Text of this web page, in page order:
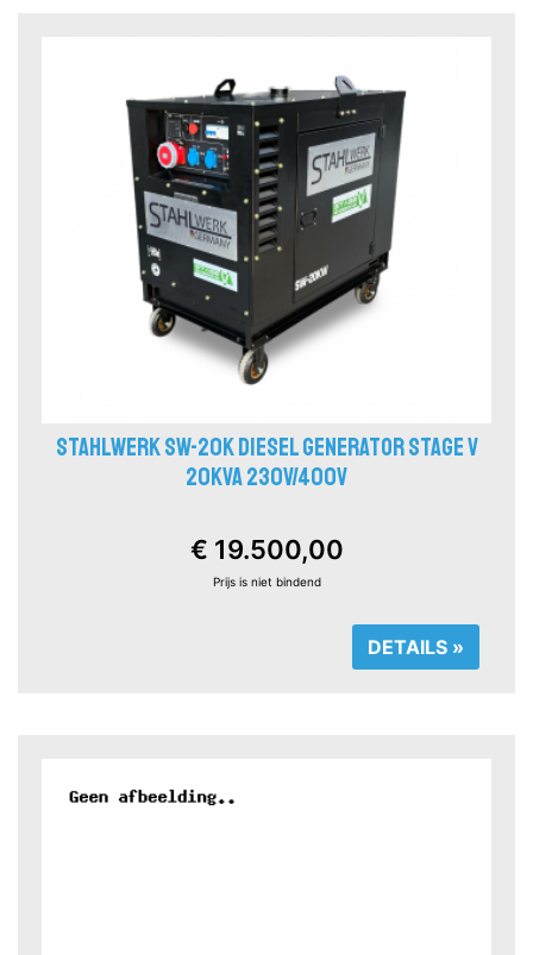
STAHLWERK SW-20K DIESEL GENERATOR STAGE V
20KVA 230V/400V
€ 19.500,00
Prijs is niet bindend
DETAILS »